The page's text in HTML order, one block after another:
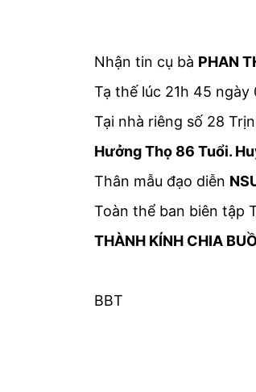
Nhận tin cụ bà PHAN
Tạ thế lúc 21h 45
Tại nhà riêng số 28
Hưởng Thọ 86 Tuổi.
Thân mẫu đạo diễn
Toàn thể ban biên tập
THÀNH KÍNH CHIA
BBT